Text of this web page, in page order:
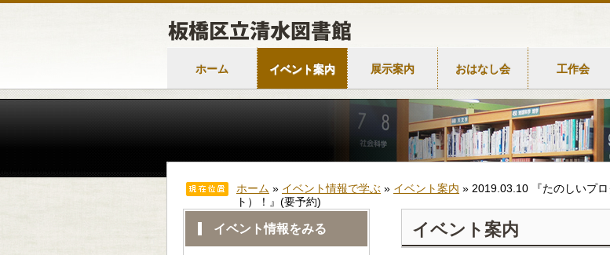
ホーム イベント案内 展示案内 おはなし会 工作会
ホーム » イベント情報で学ぶ » イベント案内 » 2019.03.10 『たのしいプ
ト）！』(要予約)
イベント情報をみる イベント案内